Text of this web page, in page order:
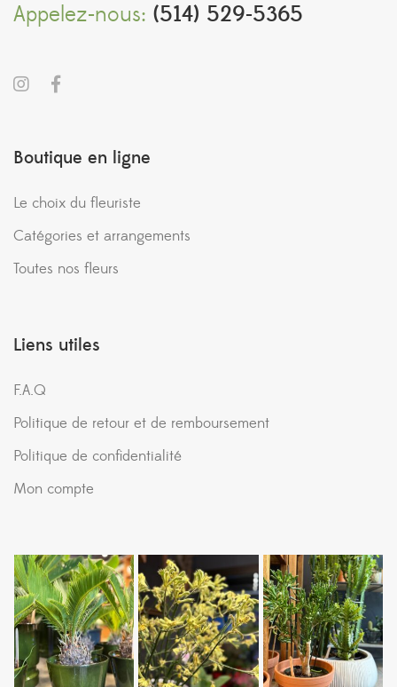
Appelez-nous: (514) 529-5365
Boutique en ligne
Le choix du fleuriste
Catégories et arrangements
Toutes nos fleurs
Liens utiles
F.A.Q
Politique de retour et de remboursement
Politique de confidentialité
Mon compte